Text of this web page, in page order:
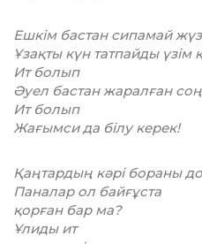
Ешкім бастан сипамай
Ұзақты күн татпайды үзім
Ит болып
Әуел бастан жаралған
Ит болып
Жағымси да білу керек!
Қаңтардың кәрі бораны
Паналар ол байғұста
қорған бар ма?
Ұлиды ит